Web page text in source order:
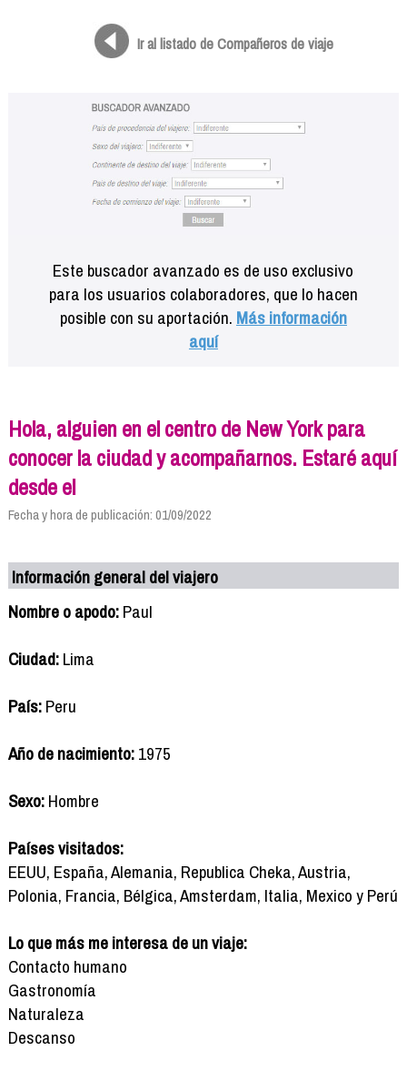
Ir al listado de Compañeros de viaje
Este buscador avanzado es de uso exclusivo
para los usuarios colaboradores, que lo hacen
posible con su aportación. Más información
aquí
Hola, alguien en el centro de New York para
conocer la ciudad y acompañarnos. Estaré aquí
desde el
Fecha y hora de publicación: 01/09/2022
Información general del viajero
Nombre o apodo:Paul
Ciudad:Lima
País:Peru
Año de nacimiento:1975
Sexo:Hombre
Países visitados:
EEUU, España, Alemania, Republica Cheka, Austria,
Polonia, Francia, Bélgica, Amsterdam, Italia, Mexico y Perú
Lo que más me interesa de un viaje:
Contacto humano
Gastronomía
Naturaleza
Descanso